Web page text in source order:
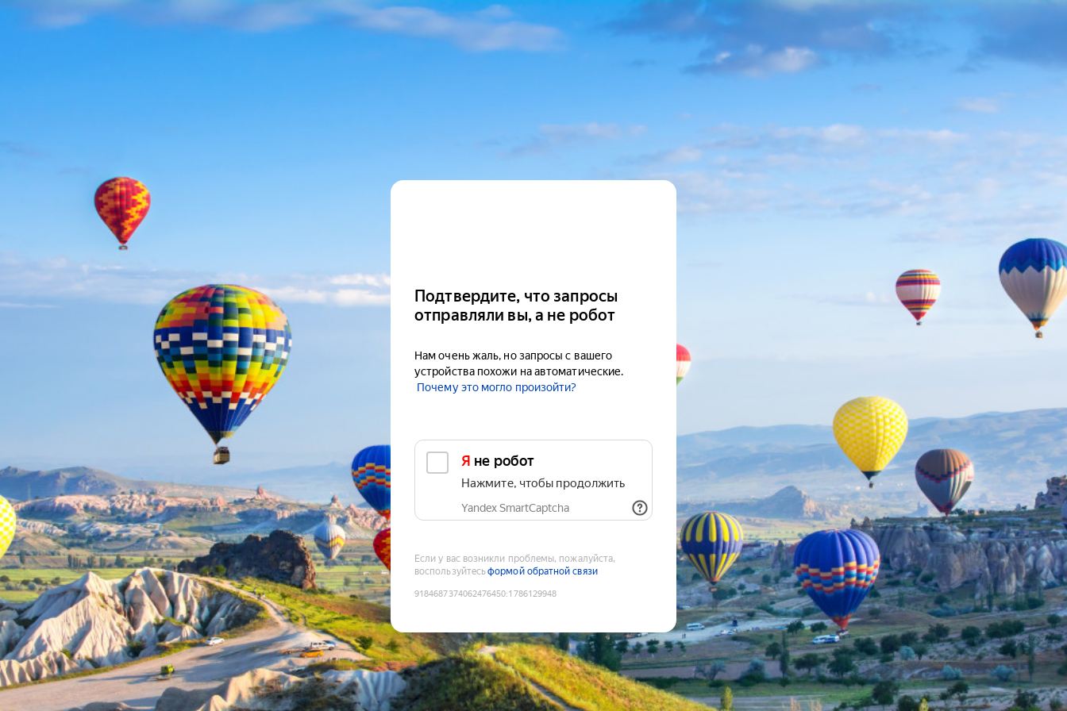
Подтвердите, что запросы
отправляли вы, а не робот
Нам очень жаль, но запросы с вашего
устройства похожи на автоматические.
Почему это могло произойти?
Я не робот
Нажмите, чтобы продолжить
Yandex SmartCaptcha
Если у вас возникли проблемы, пожалуйста,
воспользуйтесьформой обратной связи
9184687374062476450:1786129948